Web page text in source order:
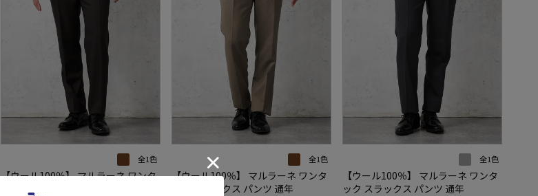
全1色
【ウール100％】 マルラーネ ワンタ
全1色
【ウール100％】 マルラーネ ワンタ
ック スラックス パンツ 通年
全1色
【ウール100％】 マルラーネ ワンタ
ック スラックス パンツ 通年